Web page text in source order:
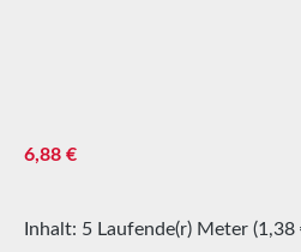
Regulärer Preis:
6,88 €
Inhalt: 5 Laufende(r) Meter (1,38